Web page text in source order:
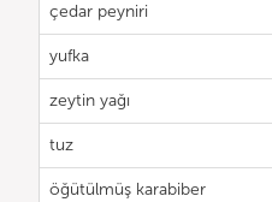
çedar peyniri
yufka
zeytin yağı
tuz
öğütülmüş karabiber